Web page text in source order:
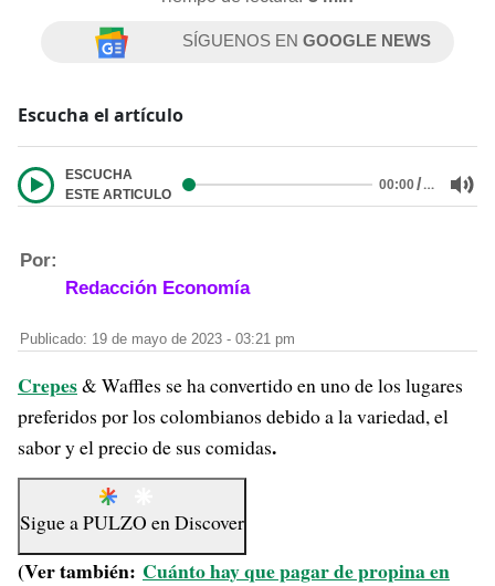
SÍGUENOS ENGOOGLE NEWS
Escucha el artículo
ESCUCHA
ESTE ARTICULO
00:00/…
Por:
Redacción Economía
Publicado: 19 de mayo de 2023 - 03:21 pm
Crepes& Waffles se ha convertido en uno de los lugares
preferidos por los colombianos debido a la variedad, el
sabor y el precio de sus comidas.
Sigue aPULZO enDiscover
(Ver también: Cuánto hay que pagar de propina en